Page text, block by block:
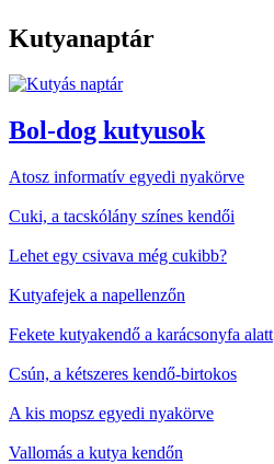
Kutyanaptár
Bol-dog kutyusok
Atosz informatív egyedi nyakörve
Cuki, a tacskólány színes kendői
Lehet egy csivava még cukibb?
Kutyafejek a napellenzőn
Fekete kutyakendő a karácsonyfa alatt
Csún, a kétszeres kendő-birtokos
A kis mopsz egyedi nyakörve
Vallomás a kutya kendőn